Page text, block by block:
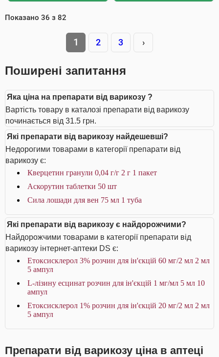
Показано 36 з 82
1 2 3 ›
Поширені запитання
Яка ціна на препарати від варикозу ?
Вартість товару в каталозі препарати від варикозу
починається від 31.5 грн.
Які препарати від варикозу найдешевші?
Недорогими товарами в категорії препарати від
варикозу є:
Кверцетин гранули 0,04 г/г 2 г 1 пакет
Аскорутин таблетки 50 шт
Сила лошади для вен 75 мл 1 туба
Які препарати від варикозу є найдорожчими?
Найдорожчими товарами в категорії препарати від
варикозу інтернет-аптеки DS є:
Етоксисклерол 3% розчин для ін'єкцій 60 мг/2 мл 2 мл
5 ампул
L-лізину есцинат розчин для ін'єкцій 1 мг/мл 5 мл 10
ампул
Етоксисклерол 1% розчин для ін'єкцій 20 мг/2 мл 2 мл
5 ампул
Препарати від варикозу ціна в аптеці